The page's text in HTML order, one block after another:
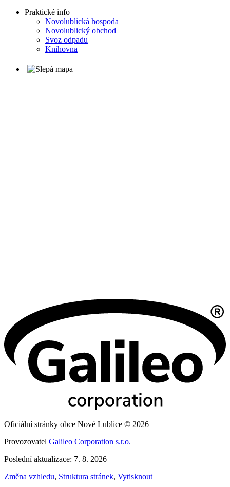
Praktické info
Novolublická hospoda
Novolublický obchod
Svoz odpadu
Knihovna
Oficiální stránky obce Nové Lublice © 2026
Provozovatel Galileo Corporation s.r.o.
Poslední aktualizace: 7. 8. 2026
Změna vzhledu, Struktura stránek, Vytisknout